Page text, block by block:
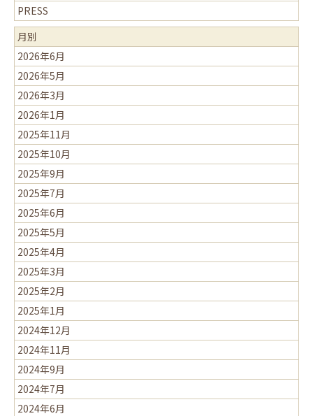
PRESS
月別
2026年6月
2026年5月
2026年3月
2026年1月
2025年11月
2025年10月
2025年9月
2025年7月
2025年6月
2025年5月
2025年4月
2025年3月
2025年2月
2025年1月
2024年12月
2024年11月
2024年9月
2024年7月
2024年6月